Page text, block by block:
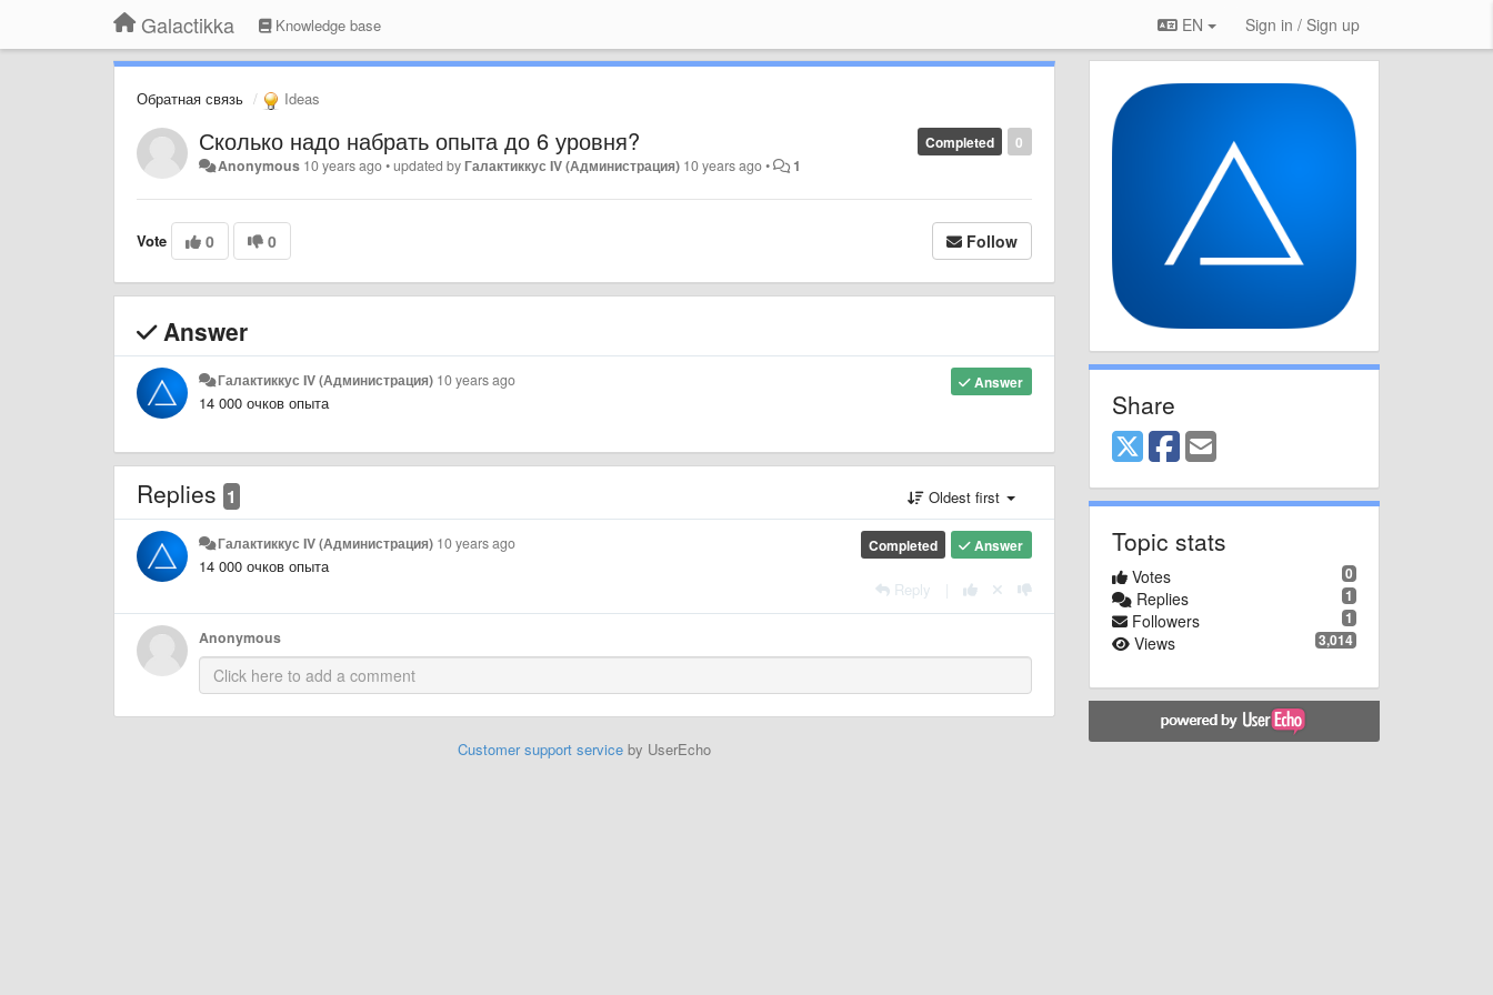
Galactikka Knowledge base EN Sign in / Sign up
Обратная связь Ideas
0
Completed
Сколько надо набрать опыта до 6 уровня?
Anonymous 10 years ago•updated byГалактиккус IV (Администрация) 10 years ago• 1
Vote 0 0 Follow
Answer
Answer
Галактиккус IV (Администрация) 10 years ago
14 000 очков опыта
Replies 1 Oldest first
Answer
Completed
Галактиккус IV (Администрация) 10 years ago
14 000 очков опыта
Reply
Anonymous
Customer support serviceby UserEcho
Share
Topic stats
0
Votes
1
Replies
1
Followers
3,014
Views